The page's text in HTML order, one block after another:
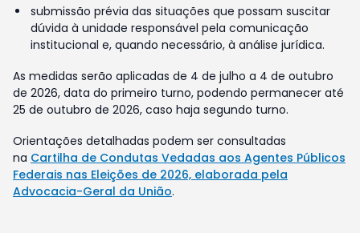
submissão prévia das situações que possam suscitar
dúvida à unidade responsável pela comunicação
institucional e, quando necessário, à análise jurídica.
As medidas serão aplicadas de 4 de julho a 4 de outubro
de 2026, data do primeiro turno, podendo permanecer até
25 de outubro de 2026, caso haja segundo turno.
Orientações detalhadas podem ser consultadas
na Cartilha de Condutas Vedadas aos Agentes Públicos
Federais nas Eleições de 2026, elaborada pela
Advocacia-Geral da União.